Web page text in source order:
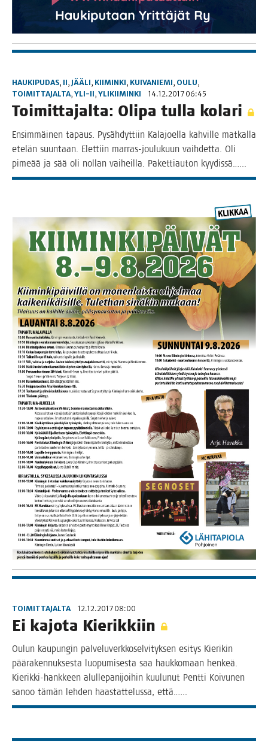
HAUKIPUDAS, II, JÄÄLI, KIIMINKI, KUIVANIEMI, OULU,
TOIMITTAJALTA, YLI-II, YLIKIIMINKI 14.12.2017 06:45
Toi­mit­ta­jal­ta: Oli­pa tul­la kolari
Ensim­mäi­nen tapaus. Pysäh­dyt­tiin Kala­joel­la kah­vil­le mat­kal­la
ete­län suun­taan. Elet­tiin mar­­ras-jou­­lu­­kuun vaih­det­ta. Oli
pime­ää ja sää oli nol­lan vai­heil­la. Paket­ti­au­ton kyydissä.…..
TOIMITTAJALTA 12.12.2017 08:00
Ei kajo­ta Kierikkiin
Oulun kau­pun­gin pal­ve­lu­verk­ko­sel­vi­tyk­sen esi­tys Kie­ri­kin
pää­ra­ken­nuk­ses­ta luo­pu­mi­ses­ta saa hauk­ko­maan hen­keä.
Kie­­rik­­ki-hank­­keen alul­le­pa­ni­joi­hin kuu­lu­nut Pent­ti Koi­vu­nen
sanoo tämän leh­den haas­tat­te­lus­sa, että.…..